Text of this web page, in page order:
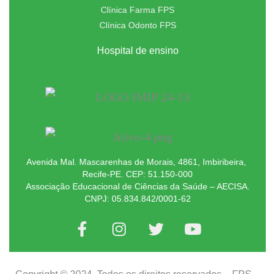
Clínica Farma FPS
Clínica Odonto FPS
Hospital de ensino
Avenida Mal. Mascarenhas de Morais, 4861, Imbiribeira,
Recife-PE. CEP: 51.150-000
Associação Educacional de Ciências da Saúde – AECISA.
CNPJ: 05.834.842/0001-62